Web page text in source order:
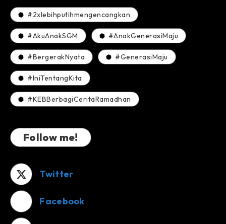
#2xlebihputihmengencangkan
#AkuAnakSGM #AnakGenerasiMaju
#BergerakNyata #GenerasiMaju
#IniTentangKita
#KEBBerbagiCeritaRamadhan
Follow me!
Twitter
Facebook